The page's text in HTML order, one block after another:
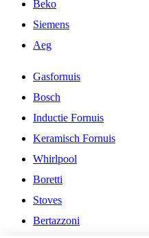
Beko
Siemens
Aeg
Gasfornuis
Bosch
Inductie Fornuis
Keramisch Fornuis
Whirlpool
Boretti
Stoves
Bertazzoni